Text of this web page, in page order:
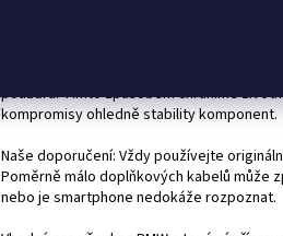
z recyklovaných plastů, který
20%. Charakteristická je nízká hmotnost
pouzdra. Tímto způsobem chráníme
kompromisy ohledně stability komponent.
Naše doporučení: Vždy používejte
Poměrně málo doplňkových kabelů může
nebo je smartphone nedokáže rozpoznat.